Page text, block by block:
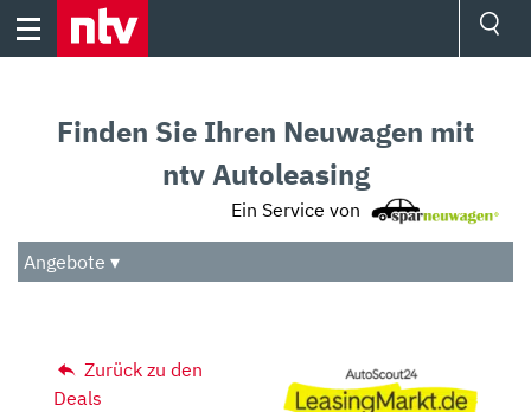
Skip
Audio
Das Beste
Finden Sie Ihren Neuwagen mit
ntv Autoleasing
Ein Service von
Angebote ▾
Zurück zu den
Deals